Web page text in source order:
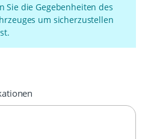
Sie die Gegebenheiten des
um sicherzustellen